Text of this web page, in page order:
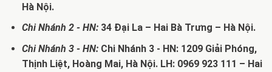
Hà Nội.
Chi Nhánh 2 - HN:34 Đại La – Hai Bà Trưng – Hà Nội.
Chi Nhánh 3 - HN:Chi Nhánh 3 - HN: 1209 Giải Phóng,
Thịnh Liệt, Hoàng Mai, Hà Nội. LH: 0969 923 111 – Hai